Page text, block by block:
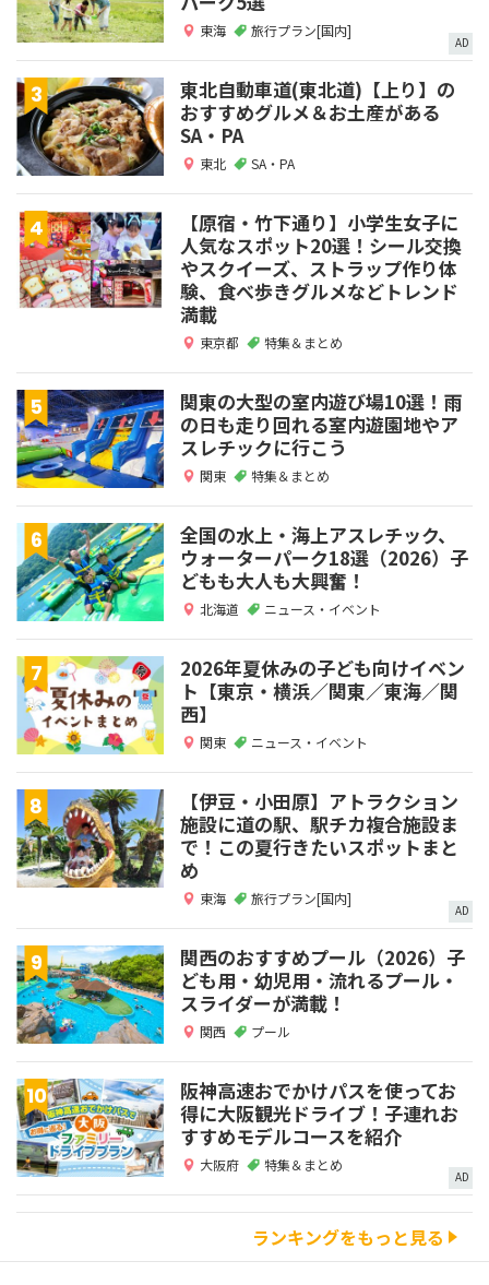
東海 旅行プラン[国内]
AD
東北自動車道(東北道)【上り】の
おすすめグルメ＆お土産がある
SA・PA
東北 SA・PA
【原宿・竹下通り】小学生女子に
人気なスポット20選！シール交換
やスクイーズ、ストラップ作り体
験、食べ歩きグルメなどトレンド
満載
東京都 特集＆まとめ
関東の大型の室内遊び場10選！雨
の日も走り回れる室内遊園地やア
スレチックに行こう
関東 特集＆まとめ
全国の水上・海上アスレチック、
ウォーターパーク18選（2026）子
どもも大人も大興奮！
北海道 ニュース・イベント
2026年夏休みの子ども向けイベン
ト【東京・横浜／関東／東海／関
西】
関東 ニュース・イベント
【伊豆・小田原】アトラクション
施設に道の駅、駅チカ複合施設ま
で！この夏行きたいスポットまと
め
東海 旅行プラン[国内]
AD
関西のおすすめプール（2026）子
ども用・幼児用・流れるプール・
スライダーが満載！
関西 プール
阪神高速おでかけパスを使ってお
得に大阪観光ドライブ！子連れお
すすめモデルコースを紹介
大阪府 特集＆まとめ
AD
ランキングをもっと見る